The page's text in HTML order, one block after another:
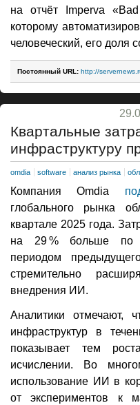
на отчёт Imperva
которому
человеческий, его доля
Постоянный URL: http://
Квартальные
инфраструктуру
omdia software анализ рынка
Компания Omdia
глобального рынка
квартале 2025 года.
на 29 % больше по
периодом
стремительно
внедрения ИИ.
Аналитики отмечают,
инфраструктур в
показывает тем
исчислении. Во
использование ИИ в
от экспериментов к